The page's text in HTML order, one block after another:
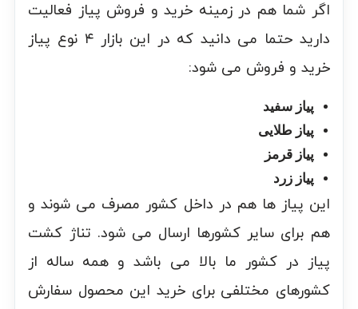
اگر شما هم در زمینه خرید و فروش پیاز فعالیت
دارید حتما می دانید که در این بازار ۴ نوع پیاز
خرید و فروش می شود:
پیاز سفید
پیاز طلایی
پیاز قرمز
پیاز زرد
این پیاز ها هم در داخل کشور مصرف می شوند و
هم برای سایر کشورها ارسال می شود. تناژ کشت
پیاز در کشور ما بالا می باشد و همه ساله از
کشورهای مختلفی برای خرید این محصول سفارش